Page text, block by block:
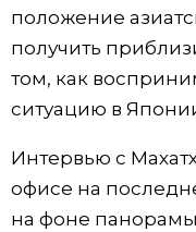
положение
получить
том, как
ситуацию в
Интервью с
офисе на
на фоне